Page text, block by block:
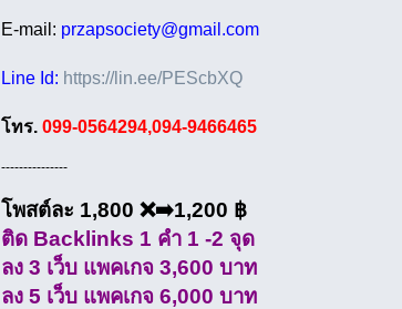
E-mail: przapsociety@gmail.com
Line Id: https://lin.ee/PEScbXQ
โทร. 099-0564294,094-9466465
---------------
โพสต์ละ 1,800 ❌➡️1,200 ฿
ติด Backlinks 1 คำ 1 -2 จุด
ลง 3 เว็บ แพคเกจ 3,600 บาท
ลง 5 เว็บ แพคเกจ 6,000 บาท